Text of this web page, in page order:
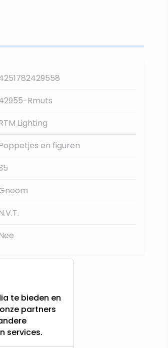
Rmuts
Lighting
en figuren
te bieden en
partners
services.